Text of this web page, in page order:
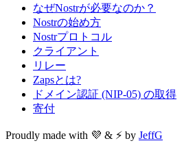
なぜNostrが必要なのか？
Nostrの始め方
Nostrプロトコル
クライアント
リレー
Zapsとは?
ドメイン認証 (NIP-05) の取得
寄付
Proudly made with 💜 & ⚡ by JeffG